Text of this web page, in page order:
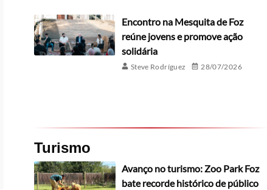
Encontro na Mesquita de Foz
reúne jovens e promove ação
solidária
Steve Rodríguez 28/07/2026
Turismo
Avanço no turismo: Zoo Park Foz
bate recorde histórico de público